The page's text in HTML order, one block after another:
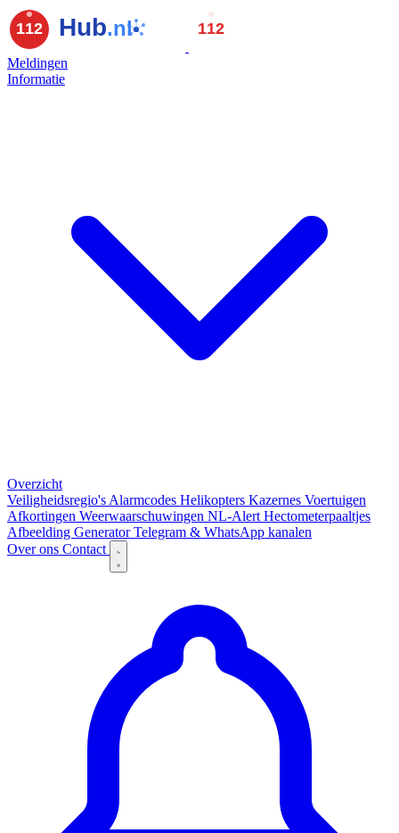
Meldingen
Informatie
Overzicht
Veiligheidsregio's Alarmcodes Helikopters Kazernes Voertuigen
Afkortingen Weerwaarschuwingen NL-Alert Hectometerpaaltjes
Afbeelding GeneratorTelegram & WhatsApp kanalen
Over ons Contact